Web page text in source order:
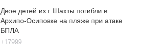
Двое детей из г. Шахты погибли в
Архипо-Осиповке на пляже при атаке
БПЛА
+17999